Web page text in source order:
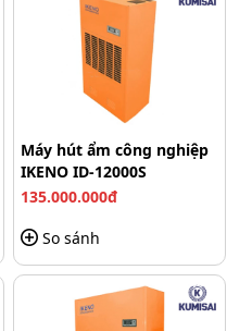
cổng Barrier ST002
Máy hút ẩm công nghiệp
IKENO ID-12000S
135.000.000đ
So sánh